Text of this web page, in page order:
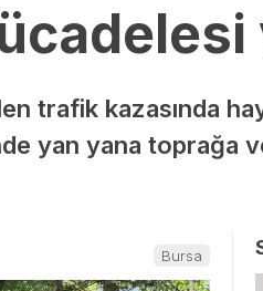
trafik kazasında
yan yana toprağa
Bursa